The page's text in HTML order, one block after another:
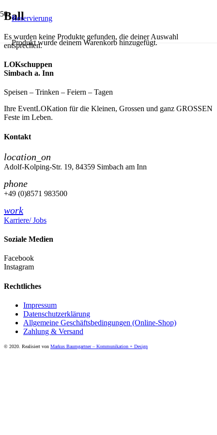
Reservierung
Produktwurde deinem Warenkorb hinzugefügt.
Ball
Es wurden keine Produkte gefunden, die deiner Auswahl
entsprechen.
LOKschuppen
Simbach a. Inn
Speisen – Trinken – Feiern – Tagen
Ihre EventLOKation für die Kleinen, Grossen und ganz GROSSEN
Feste im Leben.
Kontakt
location_on
Adolf-Kolping-Str. 19, 84359 Simbach am Inn
phone
+49 (0)8571 983500
work
Karriere/ Jobs
Soziale Medien
Facebook
Instagram
Rechtliches
Impressum
Datenschutzerklärung
Allgemeine Geschäftsbedingungen (Online-Shop)
Zahlung & Versand
© 2020. Realisiert von Markus Baumgartner – Kommunikation + Design